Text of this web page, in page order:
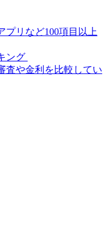
プリなど100項目以上
ング
査や金利を比較してい